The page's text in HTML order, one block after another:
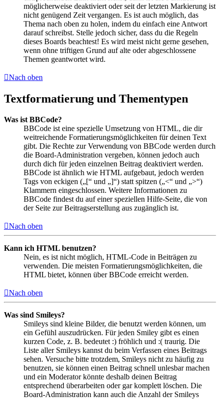
möglicherweise deaktiviert oder seit der letzten Markierung ist
nicht genügend Zeit vergangen. Es ist auch möglich, das
Thema nach oben zu holen, indem du einfach eine Antwort
darauf schreibst. Stelle jedoch sicher, dass du die Regeln
dieses Boards beachtest! Es wird meist nicht gerne gesehen,
wenn ohne triftigen Grund auf alte oder abgeschlossene
Themen geantwortet wird.
Nach oben
Textformatierung und Thementypen
Was ist BBCode?
BBCode ist eine spezielle Umsetzung von HTML, die dir
weitreichende Formatierungsmöglichkeiten für deinen Text
gibt. Die Rechte zur Verwendung von BBCode werden durch
die Board-Administration vergeben, können jedoch auch
durch dich für jeden einzelnen Beitrag deaktiviert werden.
BBCode ist ähnlich wie HTML aufgebaut, jedoch werden
Tags von eckigen („[“ und „]“) statt spitzen („<“ und „>“)
Klammern eingeschlossen. Weitere Informationen zu
BBCode findest du auf einer speziellen Hilfe-Seite, die von
der Seite zur Beitragserstellung aus zugänglich ist.
Nach oben
Kann ich HTML benutzen?
Nein, es ist nicht möglich, HTML-Code in Beiträgen zu
verwenden. Die meisten Formatierungsmöglichkeiten, die
HTML bietet, können über BBCode erreicht werden.
Nach oben
Was sind Smileys?
Smileys sind kleine Bilder, die benutzt werden können, um
ein Gefühl auszudrücken. Für jeden Smiley gibt es einen
kurzen Code, z. B. bedeutet :) fröhlich und :( traurig. Die
Liste aller Smileys kannst du beim Verfassen eines Beitrags
sehen. Versuche bitte trotzdem, Smileys nicht zu häufig zu
benutzen, sie können einen Beitrag schnell unlesbar machen
und ein Moderator könnte deshalb deinen Beitrag
entsprechend überarbeiten oder gar komplett löschen. Die
Board-Administration kann auch die Anzahl der Smileys